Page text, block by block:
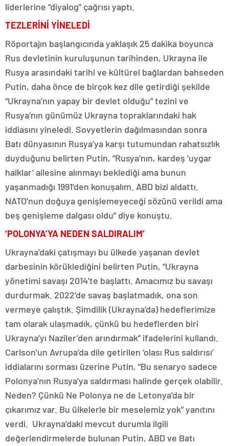
liderlerine “diyalog” çağrısı yaptı.
TEZLERİNİ YİNELEDİ
Röportajın başlangıcında yaklaşık 25 dakika boyunca
Rus devletinin kuruluşunun tarihinden, Ukrayna ile
Rusya arasındaki tarihi ve kültürel bağlardan bahseden
Putin, daha önce de birçok kez dile getirdiği şekilde
“Ukrayna’nın yapay bir devlet olduğu” tezini ve
Rusya’nın günümüz Ukrayna topraklarındaki hak
iddiasını yineledi. Sovyetlerin dağılmasından sonra
Batı dünyasının Rusya’ya karşı tutumundan rahatsızlık
duyduğunu belirten Putin, “Rusya’nın, kardeş ‘uygar
halklar’ ailesine alınmayı beklediği ama bunun
yaşanmadığı 1991’den konuşalım. ABD bizi aldattı.
NATO’nun doğuya genişlemeyeceği sözünü verildi ama
beş genişleme dalgası oldu” diye konuştu.
‘POLONYA’YA NEDEN SALDIRALIM’
Ukrayna’daki çatışmayı bu ülkede yaşanan devlet
darbesinin körüklediğini belirten Putin, “Ukrayna
yönetimi savaşı 2014’te başlattı. Amacımız bu savaşı
durdurmak. 2022’de savaş başlatmadık, ona son
vermeye çalıştık. Şimdilik (Ukrayna’da) hedeflerimize
tam olarak ulaşmadık, çünkü bu hedeflerden biri
Ukrayna’yı Naziler’den arındırmak” ifadelerini kullandı.
Carlson’un Avrupa’da dile getirilen ‘olası Rus saldırısı’
iddialarını sorması üzerine Putin, “Bu senaryo sadece
Polonya’nın Rusya’ya saldırması halinde gerçek olabilir.
Neden? Çünkü Ne Polonya ne de Letonya’da bir
çıkarımız var. Bu ülkelerle bir meselemiz yok” yanıtını
verdi. Ukrayna’daki mevcut durumla ilgili
değerlendirmelerde bulunan Putin, ABD ve Batı